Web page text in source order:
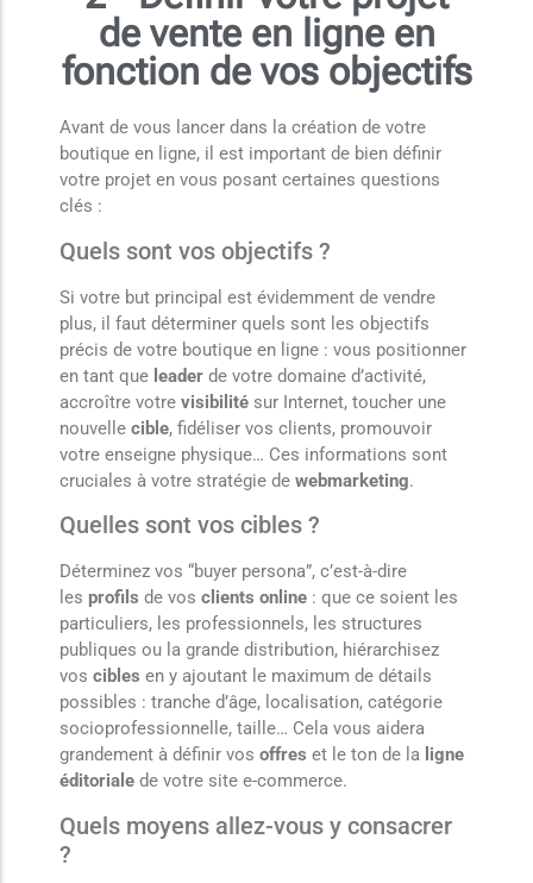
de vente en ligne en
fonction de vos objectifs
Avant de vous lancer dans la création de votre
boutique en ligne, il est important de bien définir
votre projet en vous posant certaines questions
clés :
Quels sont vos objectifs ?
Si votre but principal est évidemment de vendre
plus, il faut déterminer quels sont les objectifs
précis de votre boutique en ligne : vous positionner
en tant que leader de votre domaine d’activité,
accroître votre visibilité sur Internet, toucher une
nouvelle cible, fidéliser vos clients, promouvoir
votre enseigne physique… Ces informations sont
cruciales à votre stratégie de webmarketing.
Quelles sont vos cibles ?
Déterminez vos “buyer persona”, c’est-à-dire
les profils de vos clients online : que ce soient les
particuliers, les professionnels, les structures
publiques ou la grande distribution, hiérarchisez
vos cibles en y ajoutant le maximum de détails
possibles : tranche d’âge, localisation, catégorie
socioprofessionnelle, taille… Cela vous aidera
grandement à définir vos offres et le ton de la ligne
éditoriale de votre site e-commerce.
Quels moyens allez-vous y consacrer
?